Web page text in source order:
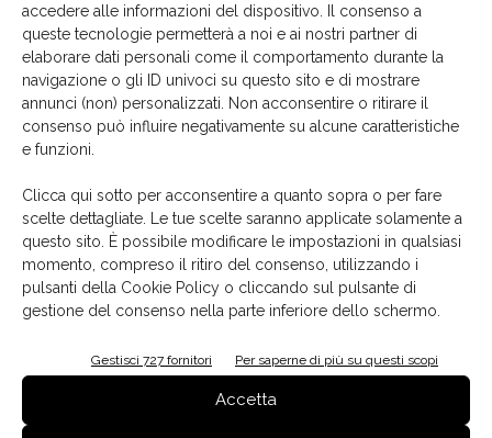
accedere alle informazioni del dispositivo. Il consenso a
queste tecnologie permetterà a noi e ai nostri partner di
elaborare dati personali come il comportamento durante la
navigazione o gli ID univoci su questo sito e di mostrare
annunci (non) personalizzati. Non acconsentire o ritirare il
consenso può influire negativamente su alcune caratteristiche
e funzioni.
Clicca qui sotto per acconsentire a quanto sopra o per fare
scelte dettagliate. Le tue scelte saranno applicate solamente a
questo sito. È possibile modificare le impostazioni in qualsiasi
momento, compreso il ritiro del consenso, utilizzando i
pulsanti della Cookie Policy o cliccando sul pulsante di
gestione del consenso nella parte inferiore dello schermo.
Gestisci 727 fornitori Per saperne di più su questi scopi
Accetta